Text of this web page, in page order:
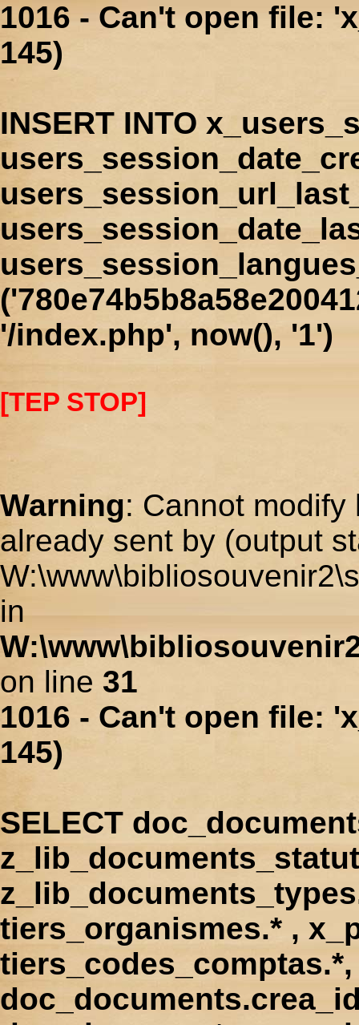
1016 - Can't open file:
145)
INSERT INTO
'/index.php', now(), '1')
[TEP STOP]
Warning: Cannot
already sent by (output
in
on line 31
1016 - Can't open file:
145)
SELECT
tiers_organismes.* ,